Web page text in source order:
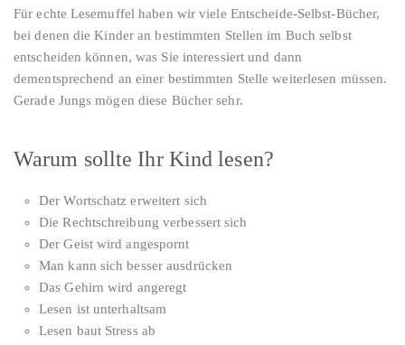
Für echte Lesemuffel haben wir viele Entscheide-Selbst-Bücher,
bei denen die Kinder an bestimmten Stellen im Buch selbst
entscheiden können, was Sie interessiert und dann
dementsprechend an einer bestimmten Stelle weiterlesen müssen.
Gerade Jungs mögen diese Bücher sehr.
Warum sollte Ihr Kind lesen?
Der Wortschatz erweitert sich
Die Rechtschreibung verbessert sich
Der Geist wird angespornt
Man kann sich besser ausdrücken
Das Gehirn wird angeregt
Lesen ist unterhaltsam
Lesen baut Stress ab